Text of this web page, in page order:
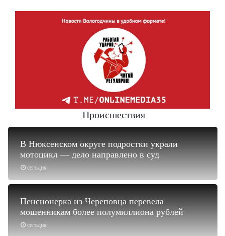
Происшествия
сегодня
В Нюксенском округе подростки украли
мотоцикл — дело направлено в суд
сегодня
Пенсионерка из Череповца перевела
мошенникам более полумиллиона рублей